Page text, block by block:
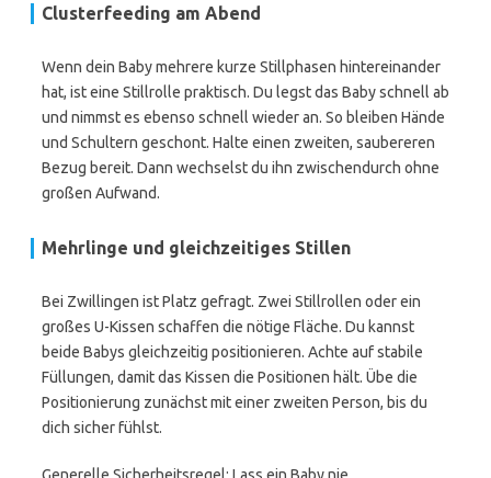
Clusterfeeding am Abend
Wenn dein Baby mehrere kurze Stillphasen hintereinander
hat, ist eine Stillrolle praktisch. Du legst das Baby schnell ab
und nimmst es ebenso schnell wieder an. So bleiben Hände
und Schultern geschont. Halte einen zweiten, saubereren
Bezug bereit. Dann wechselst du ihn zwischendurch ohne
großen Aufwand.
Mehrlinge und gleichzeitiges Stillen
Bei Zwillingen ist Platz gefragt. Zwei Stillrollen oder ein
großes U-Kissen schaffen die nötige Fläche. Du kannst
beide Babys gleichzeitig positionieren. Achte auf stabile
Füllungen, damit das Kissen die Positionen hält. Übe die
Positionierung zunächst mit einer zweiten Person, bis du
dich sicher fühlst.